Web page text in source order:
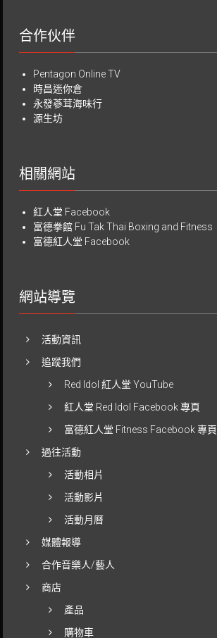
合作伙伴
Pentagon Online TV
時昌迷你倉
永發蔘茸海味行
源生坊
相關網站
紅人堂 Facebook
富德拳館 Fu Tak Thai Boxing and Fitness
富德紅人堂 Facebook
網站導覽
活動資訊
追蹤我們
Red Idol 紅人堂 YouTube
紅人堂 Red Idol Facebook 專頁
富德紅人堂 Fitness Facebook 專頁
過往活動
活動相片
活動影片
活動月曆
媒體報導
合作音樂人/藝人
商店
產品
購物車